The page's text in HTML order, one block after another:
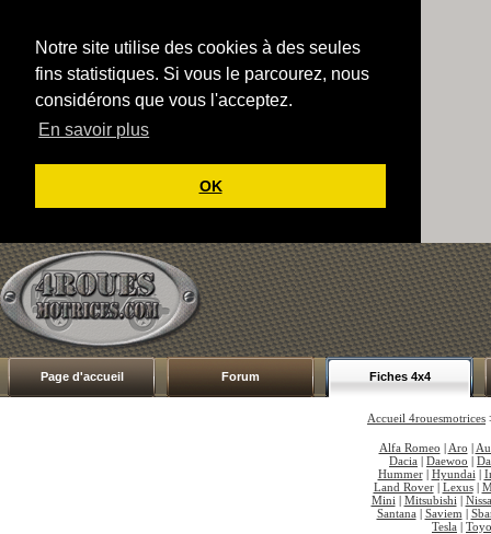
Notre site utilise des cookies à des seules
fins statistiques. Si vous le parcourez, nous
considérons que vous l'acceptez.
En savoir plus
OK
Page d'accueil Forum Fiches 4x4
Accueil 4rouesmotrices
Alfa Romeo | Aro |
Dacia | Daewoo |
Hummer| Hyundai |
Land Rover| Lexus|
Mini | Mitsubishi |
Santana | Saviem |
Tesla |